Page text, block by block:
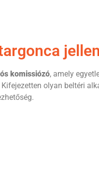
komissiózó, amely
olyan beltéri